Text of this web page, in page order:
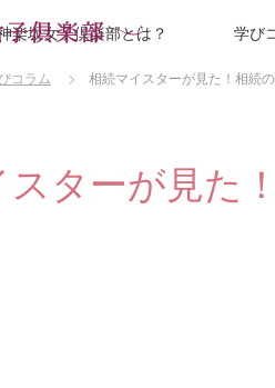
楽坂女子倶楽部とは？ 学び
コラム 相続マイスターが見た！相続
ターが見た